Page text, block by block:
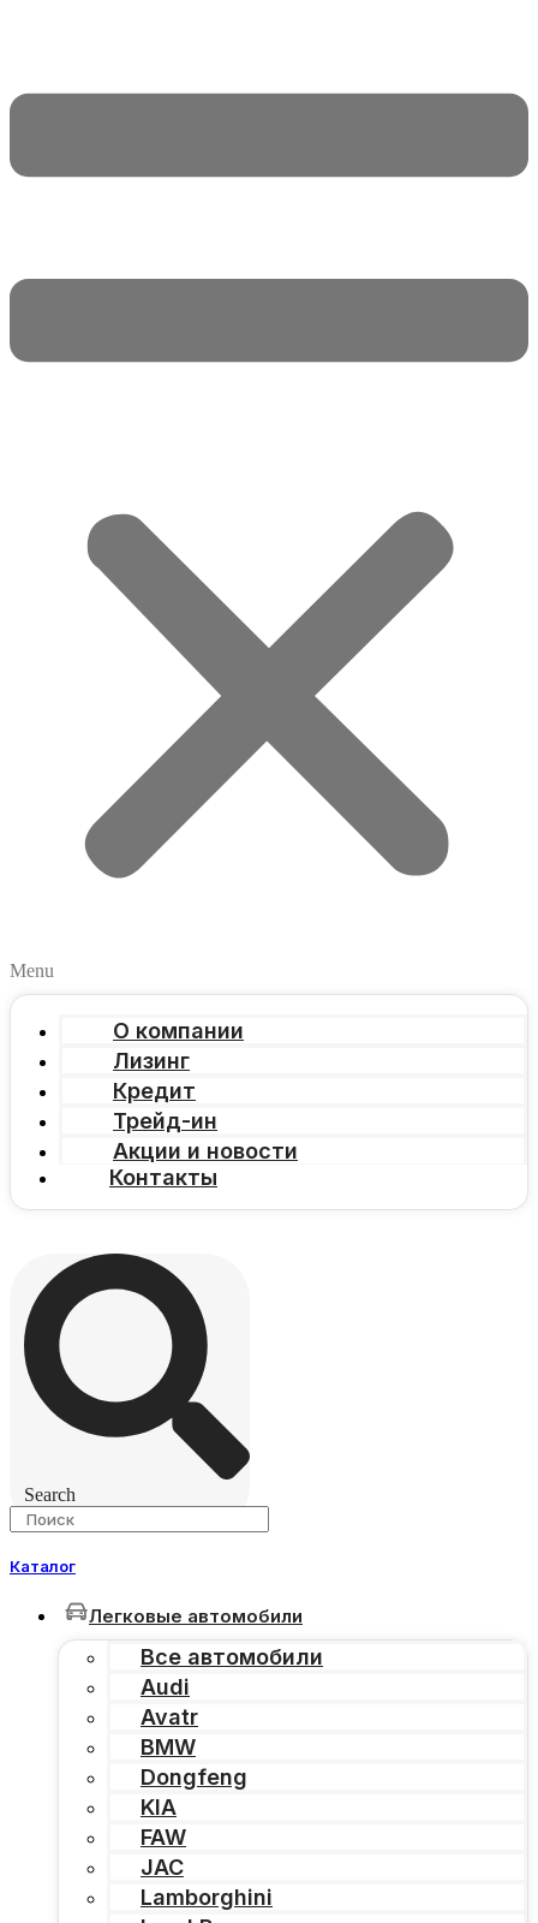
Menu
О компании
Лизинг
Кредит
Трейд-ин
Акции и новости
Контакты
Search
Каталог
Легковые автомобили
Все автомобили
Audi
Avatr
BMW
Dongfeng
KIA
FAW
JAC
Lamborghini